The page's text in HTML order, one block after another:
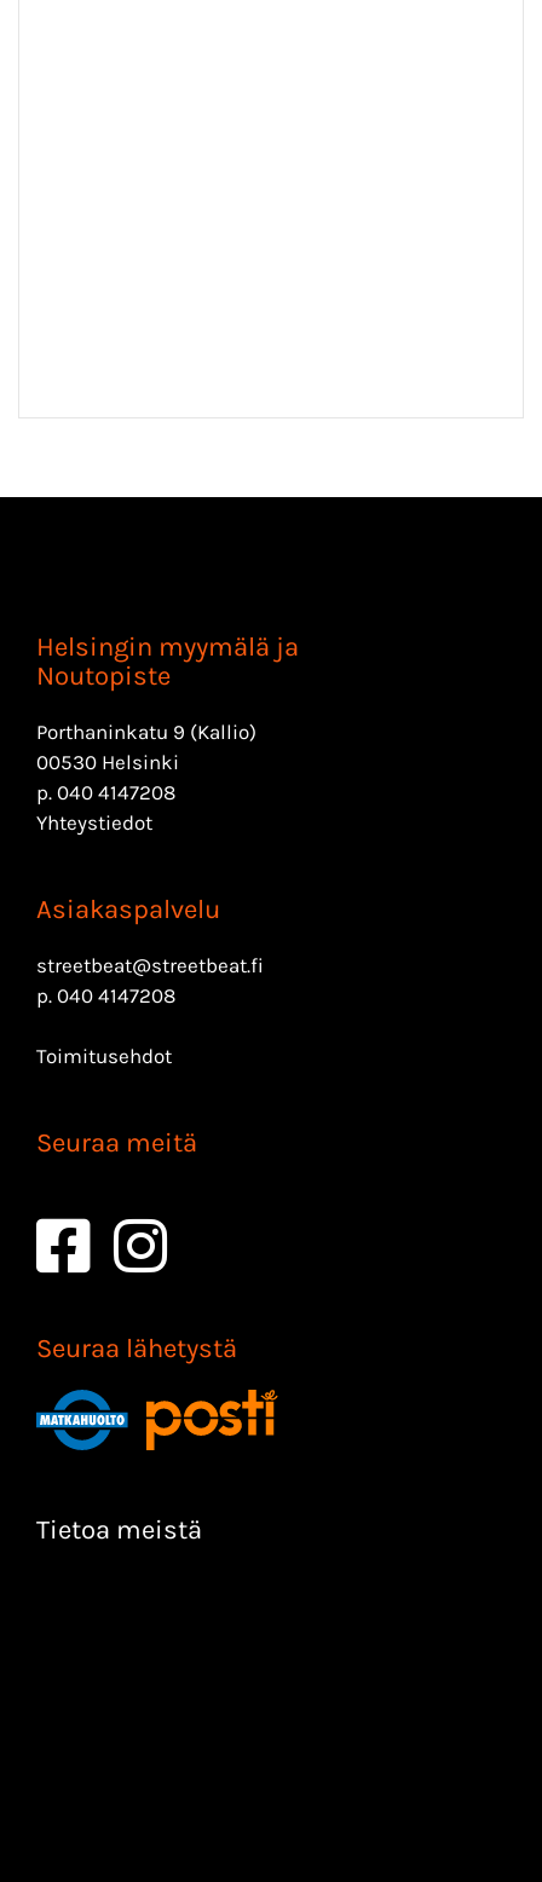
Helsingin myymälä ja
Noutopiste
Porthaninkatu 9 (Kallio)
00530 Helsinki
p. 040 4147208
Yhteystiedot
Asiakaspalvelu
streetbeat@streetbeat.fi
p. 040 4147208
Toimitusehdot
Seuraa meitä
Seuraa lähetystä
Tietoa meistä